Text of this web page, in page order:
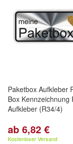
Paketbox Aufkleber
Box Kennzeichnung
Aufkleber (R34/4)
ab 6,82 €
Kostenloser Versand